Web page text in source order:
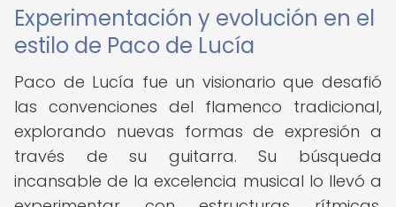
Experimentación y evolución en el
estilo de Paco de Lucía
Paco de Lucía fue un visionario que desafió
las convenciones del flamenco tradicional,
explorando nuevas formas de expresión a
través de su guitarra. Su búsqueda
incansable de la excelencia musical lo llevó a